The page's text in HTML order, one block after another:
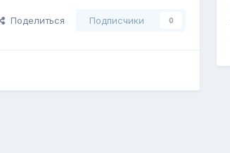
Поделиться Подписчики 0